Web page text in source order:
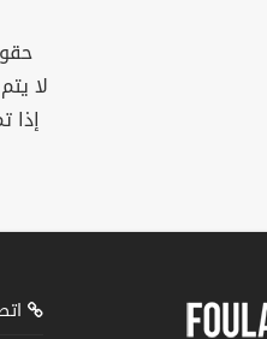
لا
إذا